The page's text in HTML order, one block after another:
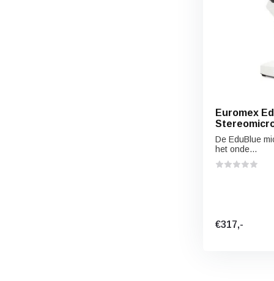
Euromex
De EduBlue
het onde...
€317,-